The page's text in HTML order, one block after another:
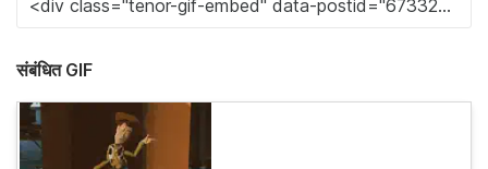
संबंधित GIF